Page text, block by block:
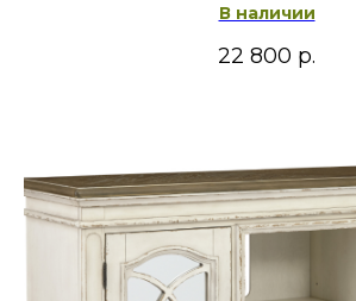
В наличии
22 800 р.